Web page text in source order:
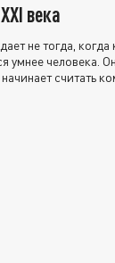
века
не тогда, когда
умнее человека.
считать